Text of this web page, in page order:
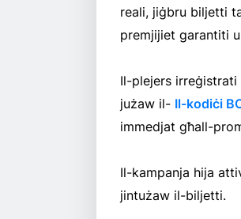
reali, jiġbru biljetti
premjijiet garantiti
Il-plejers
jużaw il- Il-kodiċi
immedjat għall-
Il-kampanja hija
jintużaw il-biljetti.